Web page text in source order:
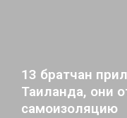
13 братчан
Таиланда, они
самоизоляцию